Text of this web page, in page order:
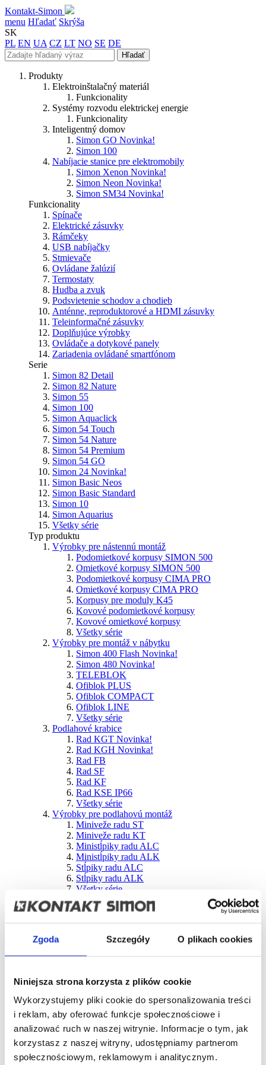
Zgoda Szczegóły O plikach cookies
Niniejsza strona korzysta z plików cookie
Wykorzystujemy pliki cookie do spersonalizowania treści
i reklam, aby oferować funkcje społecznościowe i
analizować ruch w naszej witrynie. Informacje o tym, jak
korzystasz z naszej witryny, udostępniamy partnerom
społecznościowym, reklamowym i analitycznym.
Kontakt-Simon
menu Hľadať Skrýša
SK
PL EN UA CZ LT NO SE DE
Hľadať
Produkty
Elektroinštalačný materiál
Funkcionality
Systémy rozvodu elektrickej energie
Funkcionality
Inteligentný domov
Simon GO Novinka!
Simon 100
Nabíjacie stanice pre elektromobily
Simon Xenon Novinka!
Simon Neon Novinka!
Simon SM34 Novinka!
Funkcionality
Spínače
Elektrické zásuvky
Rámčeky
USB nabíjačky
Stmievače
Ovládane žalúzií
Termostaty
Hudba a zvuk
Podsvietenie schodov a chodieb
Anténne, reproduktorové a HDMI zásuvky
Teleinformačné zásuvky
Doplňujúce výrobky
Ovládače a dotykové panely
Zariadenia ovládané smartfónom
Serie
Simon 82 Detail
Simon 82 Nature
Simon 55
Simon 100
Simon Aquaclick
Simon 54 Touch
Simon 54 Nature
Simon 54 Premium
Simon 54 GO
Simon 24 Novinka!
Simon Basic Neos
Simon Basic Standard
Simon 10
Simon Aquarius
Všetky série
Typ produktu
Výrobky pre nástennú montáž
Podomietkové korpusy SIMON 500
Omietkové korpusy SIMON 500
Podomietkové korpusy CIMA PRO
Omietkové korpusy CIMA PRO
Korpusy pre moduly K45
Kovové podomietkové korpusy
Kovové omietkové korpusy
Všetky série
Výrobky pre montáž v nábytku
Simon 400 Flash Novinka!
Simon 480 Novinka!
TELEBLOK
Ofiblok PLUS
Ofiblok COMPACT
Ofiblok LINE
Všetky série
Podlahové krabice
Rad KGT Novinka!
Rad KGH Novinka!
Rad FB
Rad SF
Rad KF
Rad KSE IP66
Všetky série
Výrobky pre podlahovú montáž
Miniveže radu ST
Miniveže radu KT
Ministĺpiky radu ALC
Ministĺpiky radu ALK
Stĺpiky radu ALC
Stĺpiky radu ALK
Všetky série
Inštalačné kanály
CABLOPLUS PVC A ALU
CABLOMAX PVC A ALU
Organizátor káblov TC
Všetky série
Elektrické zásuvky
Plaketky a teleinformatické vložky
Multimediálne panely
Vypínače a tlačidlá
Panely pre modulárne prístroje
Všetky produkty